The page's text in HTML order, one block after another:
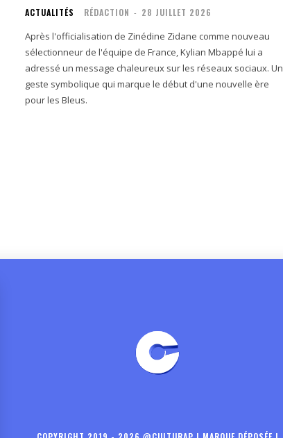
ACTUALITÉS RÉDACTION - 28 JUILLET 2026
Après l'officialisation de Zinédine Zidane comme nouveau
sélectionneur de l'équipe de France, Kylian Mbappé lui a
adressé un message chaleureux sur les réseaux sociaux. Un
geste symbolique qui marque le début d'une nouvelle ère
pour les Bleus.